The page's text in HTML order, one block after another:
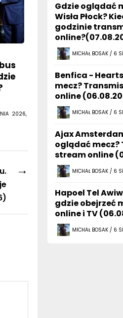
2026,
→
Gdzie oglądać
Wisła Płock?
godzinie
MICHAŁ BOSAK / 6
Benfica -
mecz?
online
MICHAŁ BOSAK / 6
Ajax
oglądać mecz?
stream online
MICHAŁ BOSAK / 6
Hapoel Tel
gdzie obejrzeć
online i TV
MICHAŁ BOSAK / 6